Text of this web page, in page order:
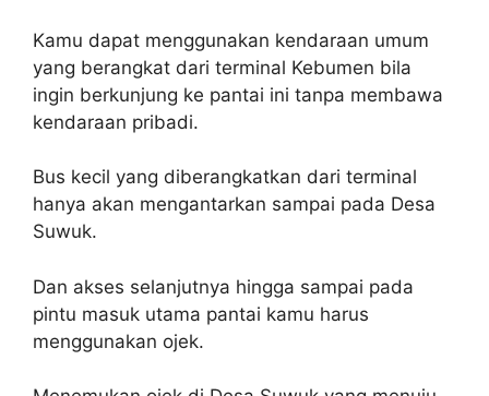
Kamu dapat menggunakan kendaraan umum
yang berangkat dari terminal Kebumen bila
ingin berkunjung ke pantai ini tanpa membawa
kendaraan pribadi.
Bus kecil yang diberangkatkan dari terminal
hanya akan mengantarkan sampai pada Desa
Suwuk.
Dan akses selanjutnya hingga sampai pada
pintu masuk utama pantai kamu harus
menggunakan ojek.